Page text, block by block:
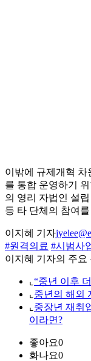
이밖에 규제개혁 차
를 통합 운영하기
의 영리 자법인 설
등 타 단체의 참여
이지혜 기자
#원격의료 #시범사
이지혜 기자의 주요
⌞ “중년 이후
⌞ 중년의 해외
⌞ 중장년 재취
이라면?
좋아요0
화나요0